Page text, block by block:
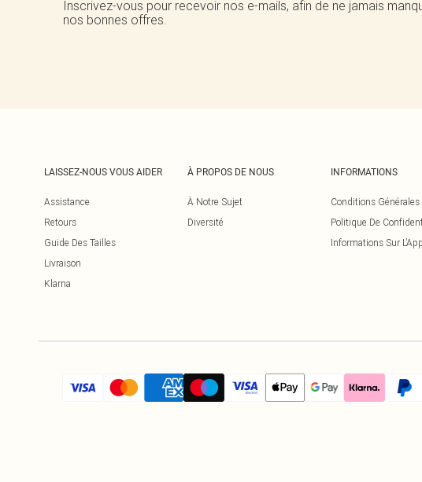
Inscrivez-vous pour recevoir nos e-mails, afin de ne jamais
nos bonnes offres.
LAISSEZ-NOUS VOUS AIDER
Assistance
Retours
Guide Des Tailles
Livraison
Klarna
À PROPOS DE NOUS
À Notre Sujet
Diversité
INFORMATIONS
Conditions Générales
Politique De
Informations Sur